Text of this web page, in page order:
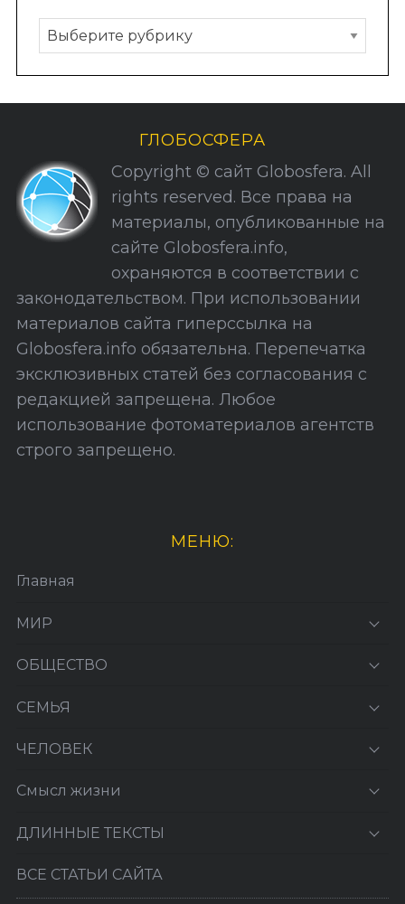
Р
у
б
р
и
С
а
а
ГЛОБОСФЕРА
Copyright © сайт Globosfera. All
rights reserved. Все права на
материалы, опубликованные на
сайте Globosfera.info,
охраняются в соответствии с
законодательством. При использовании
материалов сайта гиперссылка на
Globosfera.info обязательна. Перепечатка
эксклюзивных статей без согласования с
редакцией запрещена. Любое
использование фотоматериалов агентств
строго запрещено.
МЕНЮ:
Главная
МИР
ОБЩЕСТВО
СЕМЬЯ
ЧЕЛОВЕК
Смысл жизни
ДЛИННЫЕ ТЕКСТЫ
ВСЕ СТАТЬИ САЙТА